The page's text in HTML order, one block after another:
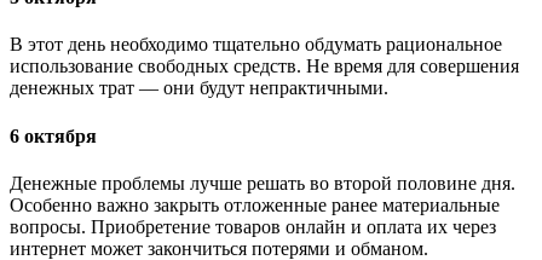
В этот день необходимо тщательно обдумать рациональное
использование свободных средств. Не время для совершения
денежных трат — они будут непрактичными.
6 октября
Денежные проблемы лучше решать во второй половине дня.
Особенно важно закрыть отложенные ранее материальные
вопросы. Приобретение товаров онлайн и оплата их через
интернет может закончиться потерями и обманом.